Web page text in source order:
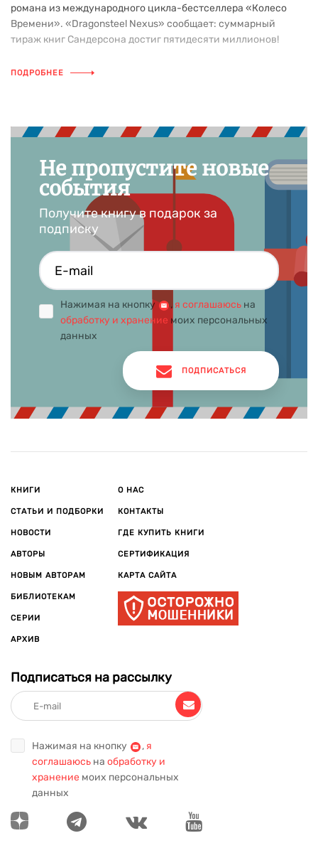
романа из международного цикла-бестселлера «Колесо
Времени». «Dragonsteel Nexus» сообщает: суммарный
тираж книг Сандерсона достиг пятидесяти миллионов!
ПОДРОБНЕЕ
Не пропустите новые
события
Получите книгу в подарок за
подписку
Нажимая на кнопку , я соглашаюсь на
обработку и хранение моих персональных
данных
ПОДПИСАТЬСЯ
КНИГИ
СТАТЬИ И ПОДБОРКИ
НОВОСТИ
АВТОРЫ
НОВЫМ АВТОРАМ
БИБЛИОТЕКАМ
СЕРИИ
АРХИВ
О НАС
КОНТАКТЫ
ГДЕ КУПИТЬ КНИГИ
СЕРТИФИКАЦИЯ
КАРТА САЙТА
Подписаться на рассылку
Нажимая на кнопку , я
соглашаюсь на обработку и
хранение моих персональных
данных